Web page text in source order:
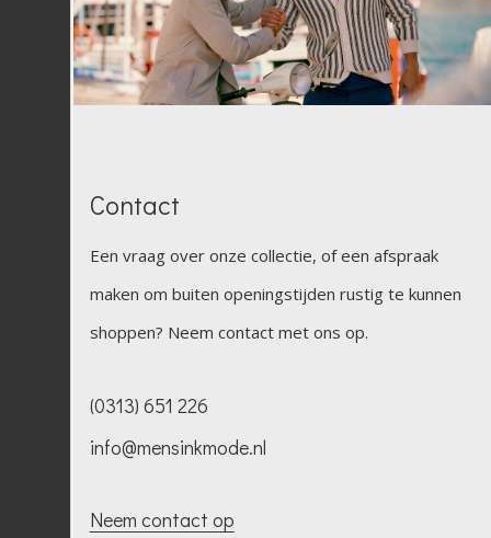
Contact
Een vraag over onze collectie, of een afspraak
maken om buiten openingstijden rustig te kunnen
shoppen? Neem contact met ons op.
(0313) 651 226
info@mensinkmode.nl
Neem contact op